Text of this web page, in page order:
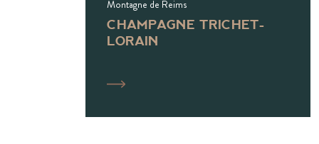
Montagne de Reims
CHAMPAGNE TRICHET-
LORAIN